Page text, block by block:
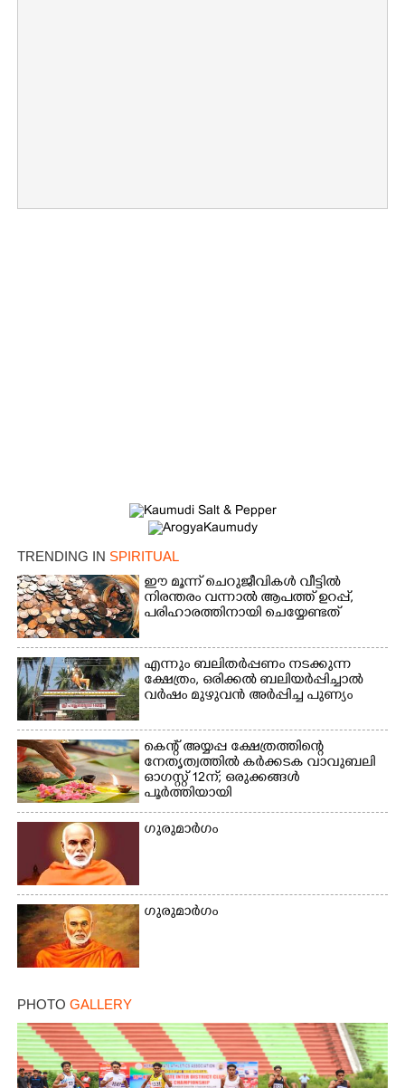
TRENDING IN SPIRITUAL
ഈ മൂന്ന് ചെറുജീവികൾ വീട്ടിൽ
നിരന്തരം വന്നാൽ ആപത്ത് ഉറപ്പ്,​
പരിഹാരത്തിനായി ചെയ്യേണ്ടത്
എന്നും ബലിതർപ്പണം നടക്കുന്ന
ക്ഷേത്രം,​ ഒരിക്കൽ ബലിയർപ്പിച്ചാൽ
വർഷം മുഴുവൻ അർപ്പിച്ച പുണ്യം
കെന്റ് അയ്യപ്പ ക്ഷേത്രത്തിന്റെ
നേതൃത്വത്തിൽ കർക്കടക വാവുബലി
ഓഗസ്റ്റ് 12ന്; ഒരുക്കങ്ങൾ
പൂർത്തിയായി
ഗുരുമാർഗം
ഗുരുമാർഗം
PHOTO GALLERY